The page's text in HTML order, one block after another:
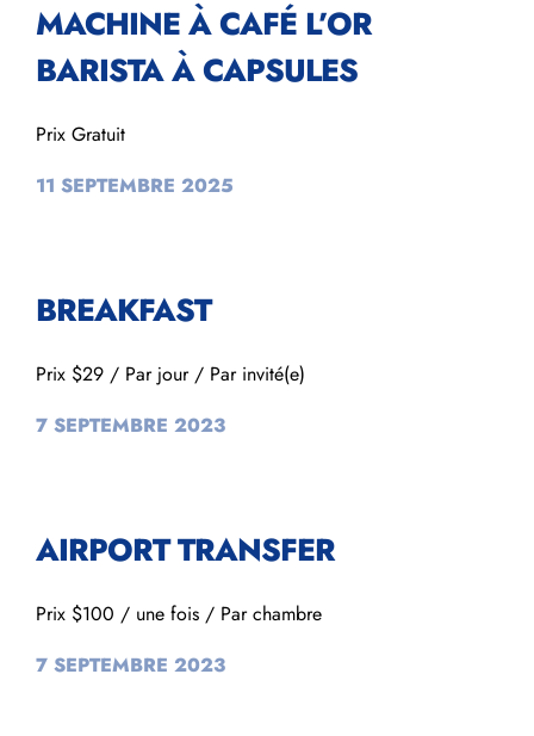
MACHINE À CAFÉ L’OR
BARISTA À CAPSULES
Prix Gratuit
11 SEPTEMBRE 2025
BREAKFAST
Prix $29 / Par jour / Par invité(e)
7 SEPTEMBRE 2023
AIRPORT TRANSFER
Prix $100 / une fois / Par chambre
7 SEPTEMBRE 2023